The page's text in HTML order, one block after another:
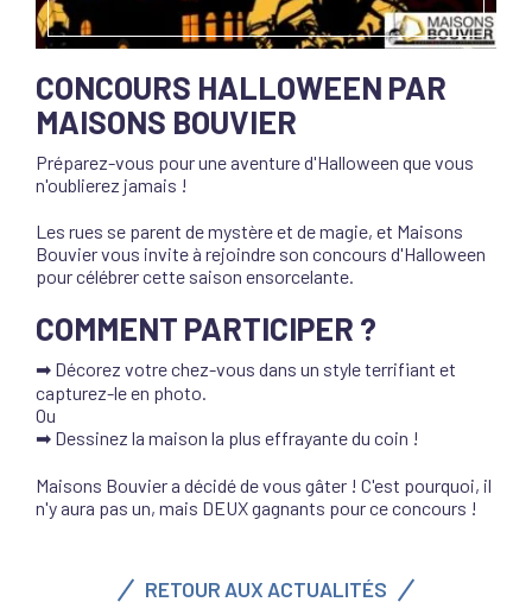
CONCOURS HALLOWEEN PAR
MAISONS BOUVIER
Préparez-vous pour une aventure d'Halloween que vous
n'oublierez jamais !
Les rues se parent de mystère et de magie, et Maisons
Bouvier vous invite à rejoindre son concours d'Halloween
pour célébrer cette saison ensorcelante.
COMMENT PARTICIPER ?
➡ Décorez votre chez-vous dans un style terrifiant et
capturez-le en photo.
Ou
➡ Dessinez la maison la plus effrayante du coin !
Maisons Bouvier a décidé de vous gâter ! C'est pourquoi, il
n'y aura pas un, mais DEUX gagnants pour ce concours !
RETOUR AUX ACTUALITÉS